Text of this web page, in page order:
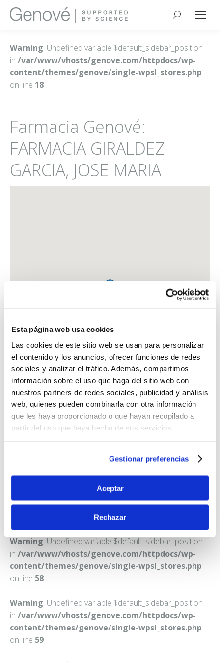
Esta página web usa cookies
Las cookies de este sitio web se usan para personalizar
el contenido y los anuncios, ofrecer funciones de redes
sociales y analizar el tráfico. Además, compartimos
información sobre el uso que haga del sitio web con
nuestros partners de redes sociales, publicidad y análisis
web, quienes pueden combinarla con otra información
que les haya proporcionado o que hayan recopilado a
partir del uso que haya hecho de sus servicios.
Gestionar preferencias
Aceptar
Rechazar
Buscar:
Warning: Undefined variable $default_sidebar_position
in /var/www/vhosts/genove.com/httpdocs/wp-
content/themes/genove/single-wpsl_stores.php
on line 18
Farmacia Genové:
FARMACIA GIRALDEZ
GARCIA, JOSE MARIA
FARMACIA GIRALDEZ GARCIA, JOSE MARIA
C. GRANJA DE SAN JAVIER, 2
Warning: Undefined variable $default_sidebar_position
in /var/www/vhosts/genove.com/httpdocs/wp-
content/themes/genove/single-wpsl_stores.php
on line 58
Warning: Undefined variable $default_sidebar_position
in /var/www/vhosts/genove.com/httpdocs/wp-
content/themes/genove/single-wpsl_stores.php
on line 59